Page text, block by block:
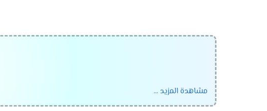
مشاهدة المزيد ...